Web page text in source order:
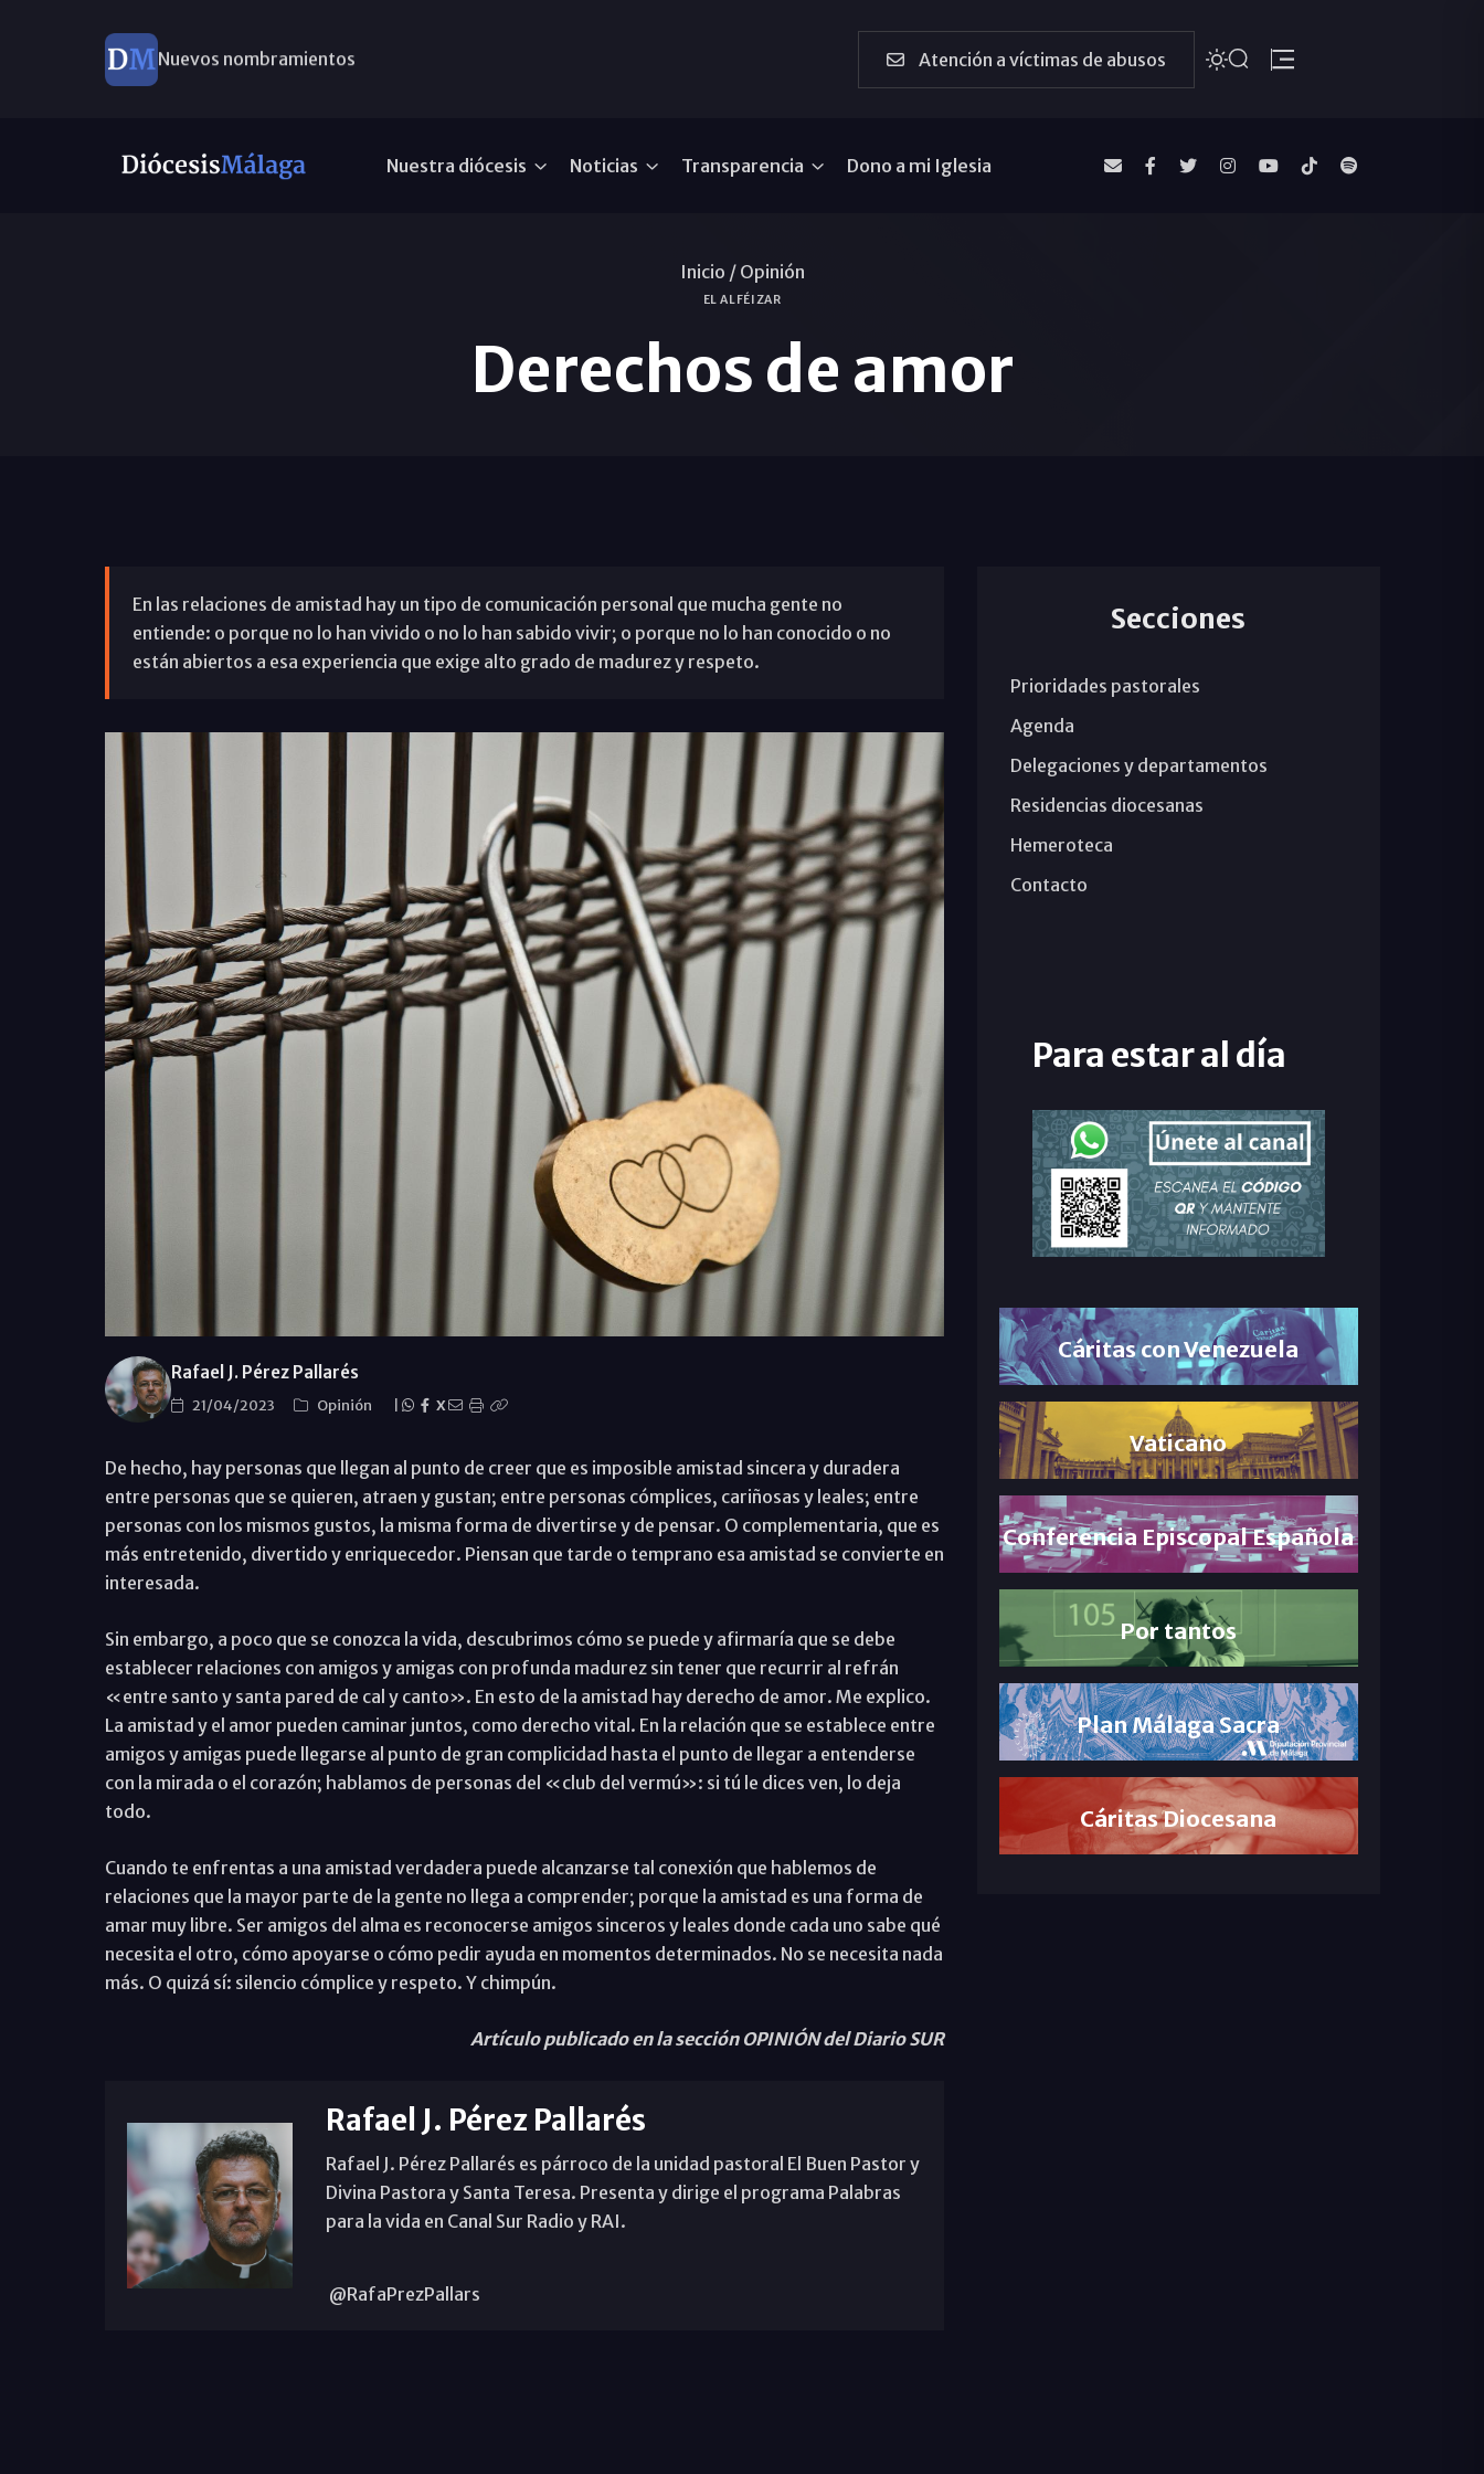
Nuevos nombramientos Atención a víctimas de abusos
Nuestra diócesis Noticias Transparencia Dono a mi Iglesia
Inicio / Opinión
EL ALFÉIZAR
Derechos de amor
En las relaciones de amistad hay un tipo de comunicación personal que mucha gente no
entiende: o porque no lo han vivido o no lo han sabido vivir; o porque no lo han conocido o no
están abiertos a esa experiencia que exige alto grado de madurez y respeto.
Rafael J. Pérez Pallarés
21/04/2023 Opinión X
De hecho, hay personas que llegan al punto de creer que es imposible amistad sincera y duradera
entre personas que se quieren, atraen y gustan; entre personas cómplices, cariñosas y leales; entre
personas con los mismos gustos, la misma forma de divertirse y de pensar. O complementaria, que es
más entretenido, divertido y enriquecedor. Piensan que tarde o temprano esa amistad se convierte en
interesada.
Sin embargo, a poco que se conozca la vida, descubrimos cómo se puede y afirmaría que se debe
establecer relaciones con amigos y amigas con profunda madurez sin tener que recurrir al refrán
«entre santo y santa pared de cal y canto». En esto de la amistad hay derecho de amor. Me explico.
La amistad y el amor pueden caminar juntos, como derecho vital. En la relación que se establece entre
amigos y amigas puede llegarse al punto de gran complicidad hasta el punto de llegar a entenderse
con la mirada o el corazón; hablamos de personas del «club del vermú»: si tú le dices ven, lo deja
todo.
Cuando te enfrentas a una amistad verdadera puede alcanzarse tal conexión que hablemos de
relaciones que la mayor parte de la gente no llega a comprender; porque la amistad es una forma de
amar muy libre. Ser amigos del alma es reconocerse amigos sinceros y leales donde cada uno sabe qué
necesita el otro, cómo apoyarse o cómo pedir ayuda en momentos determinados. No se necesita nada
más. O quizá sí: silencio cómplice y respeto. Y chimpún.
Artículo publicado en la sección OPINIÓN del Diario SUR
Rafael J. Pérez Pallarés
Rafael J. Pérez Pallarés es párroco de la unidad pastoral El Buen Pastor y
Divina Pastora y Santa Teresa. Presenta y dirige el programa Palabras
para la vida en Canal Sur Radio y RAI.
@RafaPrezPallars
Secciones
Prioridades pastorales
Agenda
Delegaciones y departamentos
Residencias diocesanas
Hemeroteca
Contacto
Para estar al día
Cáritas con Venezuela
Vaticano
Conferencia Episcopal Española
Por tantos
Plan Málaga Sacra
Cáritas Diocesana